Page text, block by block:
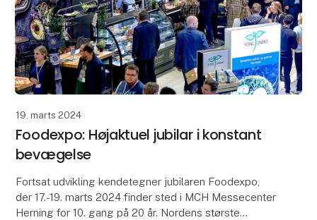
19. marts 2024
Foodexpo: Højaktuel jubilar i konstant
bevægelse
Fortsat udvikling kendetegner jubilaren Foodexpo,
der 17.-19. marts 2024 finder sted i MCH Messecenter
Herning for 10. gang på 20 år. Nordens største